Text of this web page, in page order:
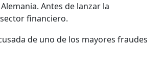
Antes de lanzar la
financiero.
de uno de los mayores fraudes